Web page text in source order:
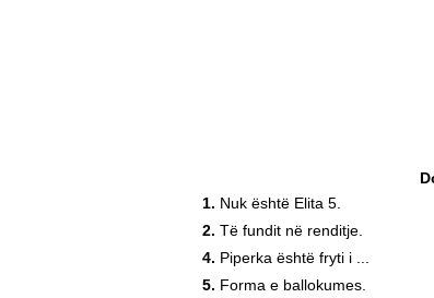
1. Nuk është Elita 5.
2. Të fundit në renditje.
4. Piperka është fryti i ...
5. Forma e ballokumes.